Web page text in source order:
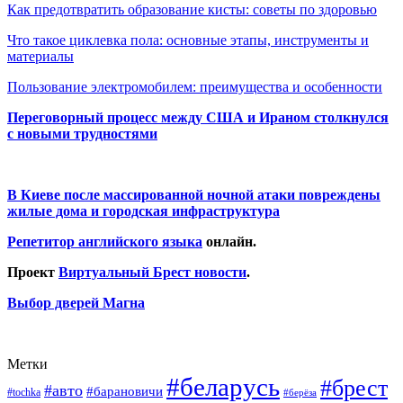
Как предотвратить образование кисты: советы по здоровью
Что такое циклевка пола: основные этапы, инструменты и
материалы
Пользование электромобилем: преимущества и особенности
Переговорный процесс между США и Ираном столкнулся
с новыми трудностями
В Киеве после массированной ночной атаки повреждены
жилые дома и городская инфраструктура
Репетитор английского языка онлайн.
Проект Виртуальный Брест новости.
Выбор дверей Магна
Метки
#tochka #авто #барановичи #беларусь #берёза #брест